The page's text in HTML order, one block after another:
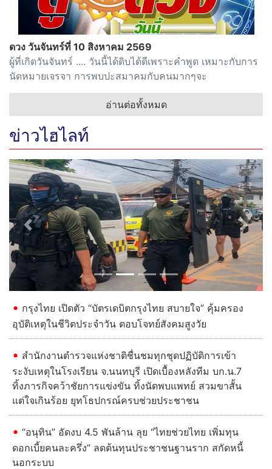
ดวง วันจันทร์ที่ 10 สิงหาคม 2569
ผู้ที่เกิดวันจันทร์ .... วันนี้ได้ดิบได้ดีเพราะคำพูด เหมาะกับการ
นัดหมายเจรจา การพบปะสมาคมกับคนมากๆจะ
อ่านต่อทั้งหมด
ข่าวไฮไลท์
Previous Next
กรุงไทย เปิดตัว “บัตรเดบิตกรุงไทย สบายใจ” คุ้มครอง
อุบัติเหตุในชีวิตประจำวัน ตอบโจทย์สังคมสูงวัย
สำนักงานตำรวจแห่งชาติชื่นชมทุกชุดปฏิบัติการเข้า
ระงับเหตุในโรงเรียน จ.นนทบุรี เปิดเบื้องหลังทีม บก.น.7
ทิ้งภารกิจคว้าชัยการแข่งขัน ทิ้งนัดพบแพทย์ สวมขาสั้น
แต่ใจเกินร้อย ยุทโธปกรณ์ครบช่วยประชาชน
“อนุทิน” อัดงบ 4.5 พันล้าน ลุย “ไทยช่วยไทย เพิ่มทุน
ดอกเบี้ยคนละครึ่ง” ลดต้นทุนประชาชนฐานราก สกัดหนี้
นอกระบบ